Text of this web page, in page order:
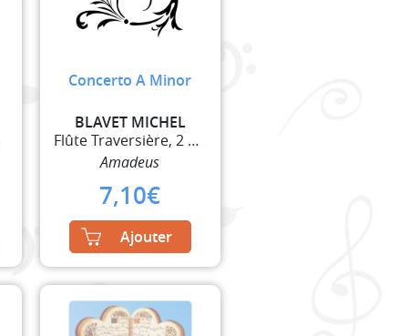
Concerto A Minor
BLAVET MICHEL
Flûte Traversière, 2 Violons et Basse Continue
Amadeus
7,10€
Ajouter